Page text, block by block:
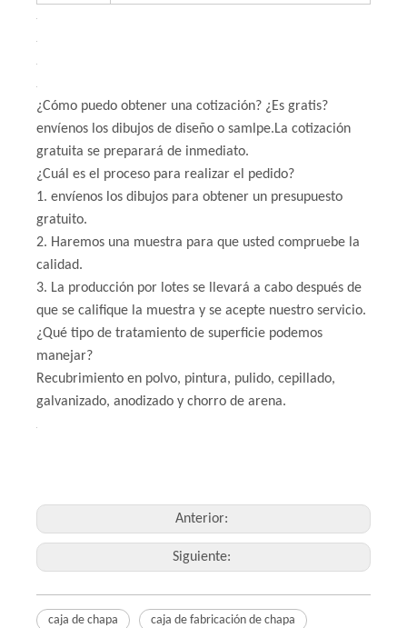
¿Cómo puedo obtener una cotización? ¿Es gratis?
envíenos los dibujos de diseño o samlpe.La cotización
gratuita se preparará de inmediato.
¿Cuál es el proceso para realizar el pedido?
1. envíenos los dibujos para obtener un presupuesto
gratuito.
2. Haremos una muestra para que usted compruebe la
calidad.
3. La producción por lotes se llevará a cabo después de
que se califique la muestra y se acepte nuestro servicio.
¿Qué tipo de tratamiento de superficie podemos
manejar?
Recubrimiento en polvo, pintura, pulido, cepillado,
galvanizado, anodizado y chorro de arena.
Anterior:
Siguiente:
caja de chapa caja de fabricación de chapa